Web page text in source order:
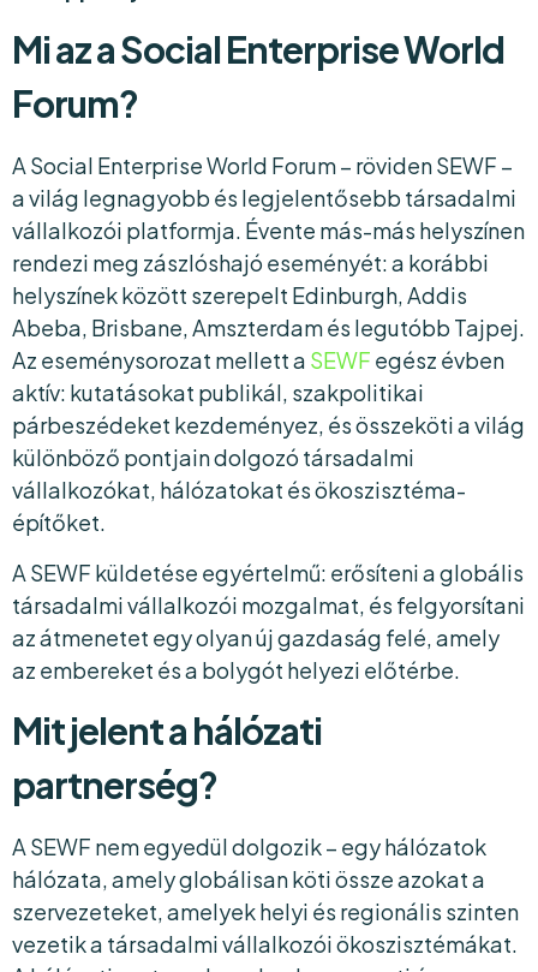
Mi az a Social Enterprise World
Forum?
A Social Enterprise World Forum – röviden SEWF –
a világ legnagyobb és legjelentősebb társadalmi
vállalkozói platformja. Évente más-más helyszínen
rendezi meg zászlóshajó eseményét: a korábbi
helyszínek között szerepelt Edinburgh, Addis
Abeba, Brisbane, Amszterdam és legutóbb Tajpej.
Az eseménysorozat mellett a SEWF egész évben
aktív: kutatásokat publikál, szakpolitikai
párbeszédeket kezdeményez, és összeköti a világ
különböző pontjain dolgozó társadalmi
vállalkozókat, hálózatokat és ökoszisztéma-
építőket.
A SEWF küldetése egyértelmű: erősíteni a globális
társadalmi vállalkozói mozgalmat, és felgyorsítani
az átmenetet egy olyan új gazdaság felé, amely
az embereket és a bolygót helyezi előtérbe.
Mit jelent a hálózati
partnerség?
A SEWF nem egyedül dolgozik – egy hálózatok
hálózata, amely globálisan köti össze azokat a
szervezeteket, amelyek helyi és regionális szinten
vezetik a társadalmi vállalkozói ökoszisztémákat.